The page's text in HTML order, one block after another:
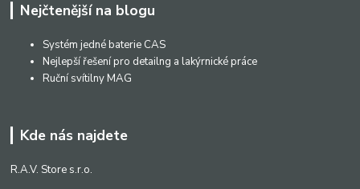
Nejčtenější na blogu
Systém jedné baterie CAS
Nejlepší řešení pro detailng a lakýrnické práce
Ruční svítilny MAG
Kde nás najdete
R.A.V. Store s.r.o.